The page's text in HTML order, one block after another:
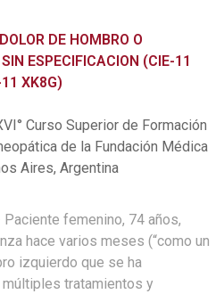
DE HOMBRO O
ESPECIFICACION (CIE-11
XK8G)
Curso Superior de Formación
de la Fundación Médica
Aires, Argentina
Paciente femenino, 74 años,
hace varios meses (“como un
izquierdo que se ha
tratamientos y